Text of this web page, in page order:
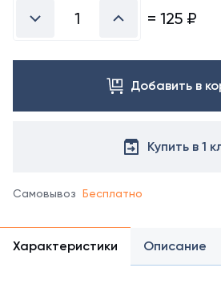
справочнике
= 125 ₽
Добавить в
Купить в 1
Самовывоз Бесплатно
Характеристики Описание